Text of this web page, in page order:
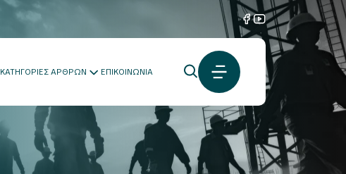
ΚΑΤΗΓΟΡΙΕΣ ΑΡΘΡΩΝ ΕΠΙΚΟΙΝΩΝΙΑ